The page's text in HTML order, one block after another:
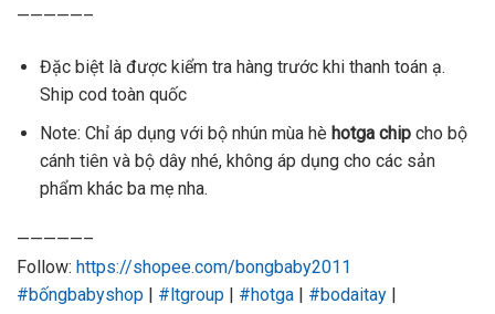
—————–
Đặc biệt là được kiểm tra hàng trước khi thanh toán ạ.
Ship cod toàn quốc
Note: Chỉ áp dụng với bộ nhún mùa hè hotga chipcho bộ
cánh tiên và bộ dây nhé, không áp dụng cho các sản
phẩm khác ba mẹ nha.
—————–
Follow: https://shopee.com/bongbaby2011
#bốngbabyshop | #ltgroup | #hotga | #bodaitay |